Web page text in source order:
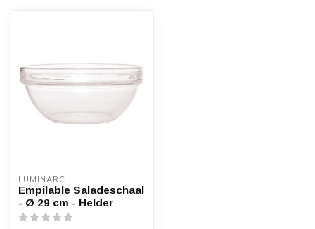
LUMINARC
Empilable Saladeschaal
- Ø 29 cm - Helder